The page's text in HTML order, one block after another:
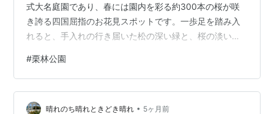
式大名庭園であり、春には園内を彩る約300本の桜が咲
き誇る四国屈指のお花見スポットです。一歩足を踏み入
れると、手入れの行き届いた松の深い緑と、桜の淡いピ
人々を魅了します。 本記事では、2026年春のお花見に役
立つ開花・見頃時期の目安をはじめ、期間限定で開催さ
れる「春のライトアップ」の詳細、アクセスや駐車場情
報まで、現地を訪れる前に知っておきたい情報を詳しく
#栗林公園
晴れのち晴れときどき晴れ • 5ヶ月前